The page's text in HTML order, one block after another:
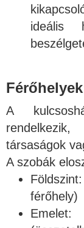
ideális
A
társaságok
A szobák
férőhely)